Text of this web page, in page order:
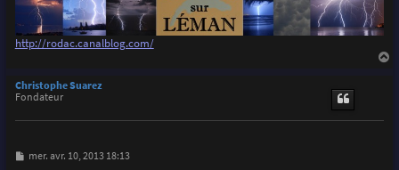
http://rodac.canalblog.com/
Christophe Suarez
Fondateur
M
mer. avr. 10, 2013 18:13